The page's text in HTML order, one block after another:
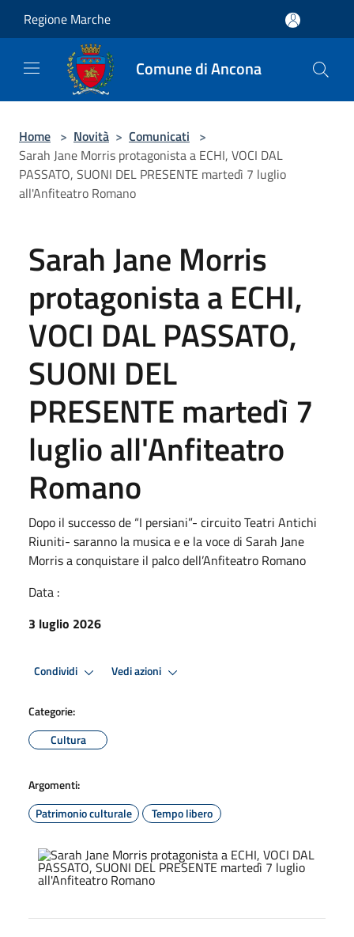
Regione Marche
Comune di Ancona
Home > Novità > Comunicati >
Sarah Jane Morris protagonista a ECHI, VOCI DAL
PASSATO, SUONI DEL PRESENTE martedì 7 luglio
all'Anfiteatro Romano
Sarah Jane Morris
protagonista a ECHI,
VOCI DAL PASSATO,
SUONI DEL
PRESENTE martedì 7
luglio all'Anfiteatro
Romano
Dopo il successo de “I persiani”- circuito Teatri Antichi
Riuniti- saranno la musica e e la voce di Sarah Jane
Morris a conquistare il palco dell’Anfiteatro Romano
Data :
3 luglio 2026
Condividi Vedi azioni
Categorie:
Cultura
Argomenti:
Patrimonio culturale
Tempo libero